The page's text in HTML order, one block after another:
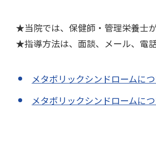
★当院では、保健師・管理栄養士
★指導方法は、面談、メール、電
メタボリックシンドロームにつ
メタボリックシンドロームにつ